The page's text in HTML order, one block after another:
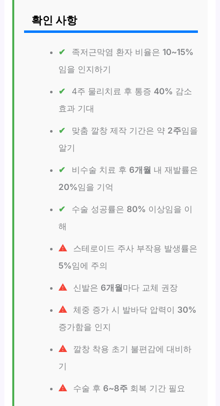
확인 사항
족저근막염 환자 비율은 10~15%
임을 인지하기
4주 물리치료 후 통증 40% 감소
효과 기대
맞춤 깔창 제작 기간은 약 2주임을
알기
비수술 치료 후 6개월 내 재발률은
20%임을 기억
수술 성공률은 80% 이상임을 이
해
스테로이드 주사 부작용 발생률은
5%임에 주의
신발은 6개월마다 교체 권장
체중 증가 시 발바닥 압력이 30%
증가함을 인지
깔창 착용 초기 불편감에 대비하
기
수술 후 6~8주회복 기간 필요